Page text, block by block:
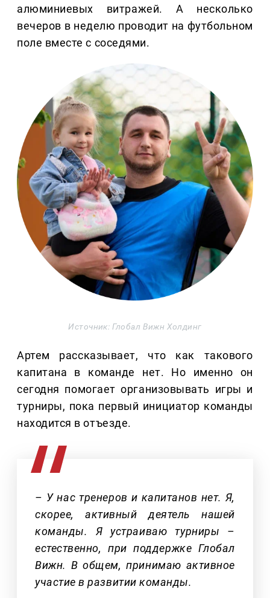
алюминиевых витражей. А несколько
вечеров в неделю проводит на футбольном
поле вместе с соседями.
Источник: Глобал Вижн Холдинг
Артем рассказывает, что как такового
капитана в команде нет. Но именно он
сегодня помогает организовывать игры и
турниры, пока первый инициатор команды
находится в отъезде.
– У нас тренеров и капитанов нет. Я,
скорее, активный деятель нашей
команды. Я устраиваю турниры –
естественно, при поддержке Глобал
Вижн. В общем, принимаю активное
участие в развитии команды.